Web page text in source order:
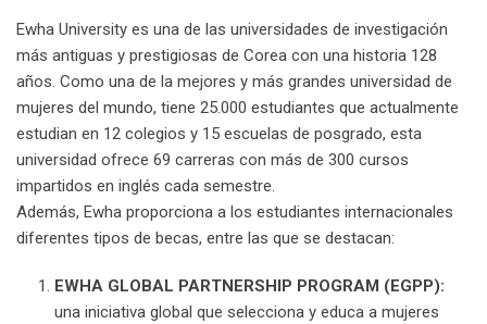
Ewha University es una de las universidades de investigación
más antiguas y prestigiosas de Corea con una historia 128
años. Como una de la mejores y más grandes universidad de
mujeres del mundo, tiene 25.000 estudiantes que actualmente
estudian en 12 colegios y 15 escuelas de posgrado, esta
universidad ofrece 69 carreras con más de 300 cursos
impartidos en inglés cada semestre.
Además, Ewha proporciona a los estudiantes internacionales
diferentes tipos de becas, entre las que se destacan:
EWHA GLOBAL PARTNERSHIP PROGRAM (EGPP):
una iniciativa global que selecciona y educa a mujeres